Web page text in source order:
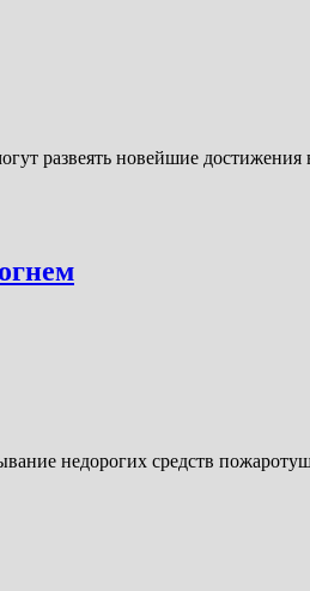
развеять новейшие
недорогих средств